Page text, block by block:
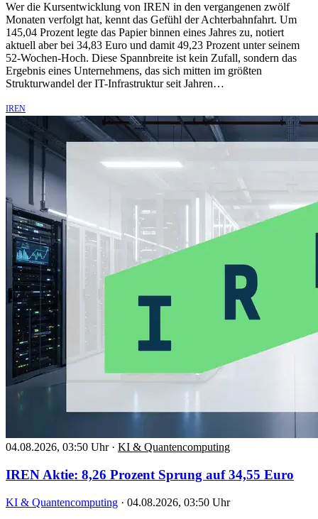
Wer die Kursentwicklung von IREN in den vergangenen zwölf
Monaten verfolgt hat, kennt das Gefühl der Achterbahnfahrt. Um
145,04 Prozent legte das Papier binnen eines Jahres zu, notiert
aktuell aber bei 34,83 Euro und damit 49,23 Prozent unter seinem
52-Wochen-Hoch. Diese Spannbreite ist kein Zufall, sondern das
Ergebnis eines Unternehmens, das sich mitten im größten
Strukturwandel der IT-Infrastruktur seit Jahren…
IREN
04.08.2026, 03:50 Uhr · KI & Quantencomputing
IREN Aktie: 8,26 Prozent Sprung auf 34,55 Euro
KI & Quantencomputing · 04.08.2026, 03:50 Uhr